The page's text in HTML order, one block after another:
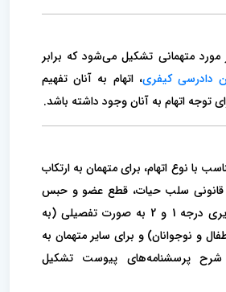
متهمانی تشکیل می‌شود که برابر
، اتهام به آنان تفهیم
توجه اتهام به آنان وجود داشته باشد.
با نوع اتهام، برای متهمان به ارتکاب
قانونی سلب حیات، قطع عضو و حبس
ابد و یا مجازات تعزیری درجه 1 و 2 به صورت تفصیلی (به
و نوجوانان) و برای سایر متهمان به
پرسشنامه‌های پیوست تشکیل